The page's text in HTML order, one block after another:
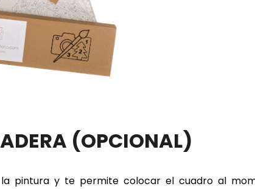
(OPCIONAL)
pintura y te permite colocar el cuadro al